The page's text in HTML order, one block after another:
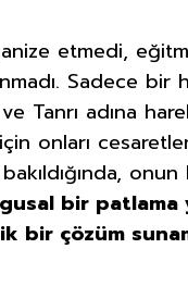
etmedi,
Sadece bir
Tanrı adına
onları
bir patlama
bir çözüm